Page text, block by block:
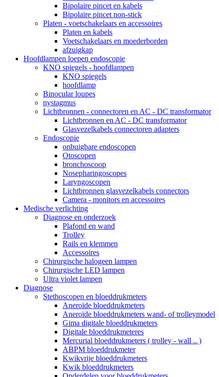
Bipolaire pincet en kabels
Bipolaire pincet non-stick
Platen - voetschakelaars en accessoires
Platen en kabels
Voetschakelaars en moederborden
afzuigkap
Hoofdlampen loepen endoscopie
KNO spiegels - hoofdlampen
KNO spiegels
hoofdlamp
Binocular loupes
nystagmus
Lichtbronnen - connectoren en AC - DC transformator
Lichtbronnen en AC - DC transformator
Glasvezelkabels connectoren adapters
Endoscopie
onbuigbare endoscopen
Otoscopen
bronchoscoop
Nosepharingoscopes
Laryngoscopen
Lichtbronnen glasvezelkabels connectors
Camera - monitors en accessoires
Medische verlichting
Diagnose en onderzoek
Plafond en wand
Trolley
Rails en klemmen
Accessoires
Chirurgische halogeen lampen
Chirurgische LED lampen
Ultra violet lampen
Diagnose
Stethoscopen en bloeddrukmeters
Aneroïde bloeddrukmeters
Aneroïde bloeddrukmeters wand- of trolleymodel
Gima digitale bloeddrukmeters
Digitale bloeddrukmeteres
Mercurial bloeddrukmeters ( trolley - wall .. )
ABPM bloeddrukmeter
Kwikvrije bloeddrukmeters
Kwik bloeddrukmeters